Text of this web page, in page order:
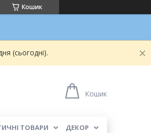
Кошик
(сьогодні).
Кошик
ТОВАРИ ДЕКОР